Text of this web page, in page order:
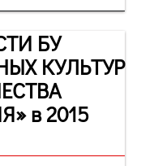
БУ
КУЛЬТУР
в 2015